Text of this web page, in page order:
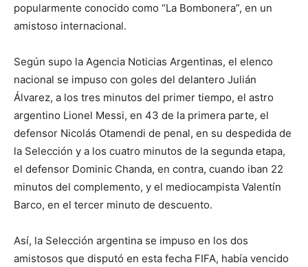
popularmente conocido como “La Bombonera”, en un
amistoso internacional.
Según supo la Agencia Noticias Argentinas, el elenco
nacional se impuso con goles del delantero Julián
Álvarez, a los tres minutos del primer tiempo, el astro
argentino Lionel Messi, en 43 de la primera parte, el
defensor Nicolás Otamendi de penal, en su despedida de
la Selección y a los cuatro minutos de la segunda etapa,
el defensor Dominic Chanda, en contra, cuando iban 22
minutos del complemento, y el mediocampista Valentín
Barco, en el tercer minuto de descuento.
Así, la Selección argentina se impuso en los dos
amistosos que disputó en esta fecha FIFA, había vencido